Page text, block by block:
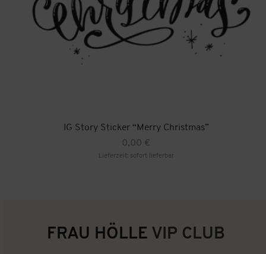
IG Story Sticker “Merry Christmas”
0,00 €
Lieferzeit: sofort lieferbar
FRAU HÖLLE VIP CLUB